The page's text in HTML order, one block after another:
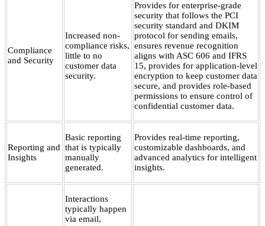
Compliance
and Security
Increased non-
compliance risks,
little to no
customer data
security.
Provides for enterprise-grade
security that follows the PCI
security standard and DKIM
protocol for sending emails,
ensures revenue recognition
aligns with ASC 606 and IFRS
15, provides for application-level
encryption to keep customer data
secure, and provides role-based
permissions to ensure control of
confidential customer data.
Reporting and
Insights
Basic reporting
that is typically
manually
generated.
Provides real-time reporting,
customizable dashboards, and
advanced analytics for intelligent
insights.
Interactions
typically happen
via email,